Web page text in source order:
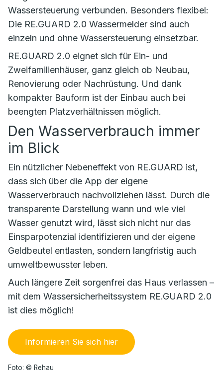
Wassersteuerung verbunden. Besonders flexibel:
Die RE.GUARD 2.0 Wassermelder sind auch
einzeln und ohne Wassersteuerung einsetzbar.
RE.GUARD 2.0 eignet sich für Ein- und
Zweifamilienhäuser, ganz gleich ob Neubau,
Renovierung oder Nachrüstung. Und dank
kompakter Bauform ist der Einbau auch bei
beengten Platzverhältnissen möglich.
Den Wasserverbrauch immer
im Blick
Ein nützlicher Nebeneffekt von RE.GUARD ist,
dass sich über die App der eigene
Wasserverbrauch nachvollziehen lässt. Durch die
transparente Darstellung wann und wie viel
Wasser genutzt wird, lässt sich nicht nur das
Einsparpotenzial identifizieren und der eigene
Geldbeutel entlasten, sondern langfristig auch
umweltbewusster leben.
Auch längere Zeit sorgenfrei das Haus verlassen –
mit dem Wassersicherheitssystem RE.GUARD 2.0
ist dies möglich!
Informieren Sie sich hier
Foto: © Rehau